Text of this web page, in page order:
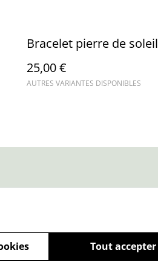
Bracelet pierre de soleil
25,00 €
AUTRES VARIANTES DISPONIBLES
Tout accepter